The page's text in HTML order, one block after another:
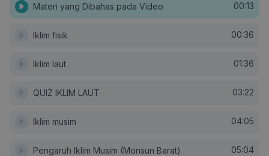
Materi yang Dibahas pada Video 00:13
Iklim fisik 00:36
Iklim laut 01:36
QUIZ IKLIM LAUT 03:22
Iklim musim 04:05
Pengaruh Iklim Musim (Monsun Barat) 05:04